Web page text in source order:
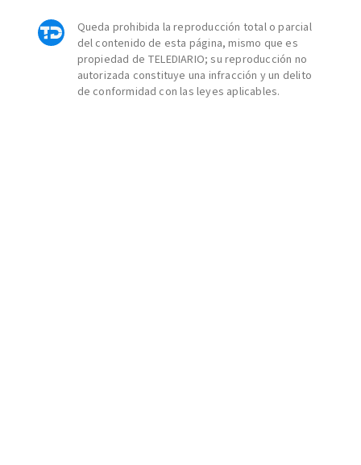
Queda prohibida la reproducción total o parcial
del contenido de esta página, mismo que es
propiedad de TELEDIARIO; su reproducción no
autorizada constituye una infracción y un delito
de conformidad con las leyes aplicables.